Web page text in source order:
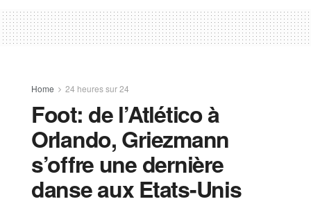
Home 24 heures sur 24
Foot: de l’Atlético à
Orlando, Griezmann
s’offre une dernière
danse aux Etats-Unis